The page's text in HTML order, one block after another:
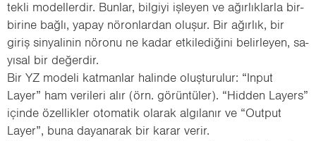
tek­li mo­del­ler­dir. Bun­lar, bil­gi­yi iş­le­yen ve ağır­lık­lar­la bir­
bi­ri­ne bağlı, yapay nö­ron­lar­dan olu­şur. Bir ağır­lık, bir
giriş sin­ya­li­nin nö­ro­nu ne kadar et­ki­le­di­ği­ni be­lir­le­yen, sa­
yı­sal bir de­ğer­dir.
Bir YZ mo­de­li kat­man­lar ha­lin­de oluş­tu­ru­lur: “Input
Layer” ham ve­ri­le­ri alır (örn. gö­rün­tü­ler). “Hid­den La­yers”
için­de özel­lik­ler oto­ma­tik ola­rak al­gı­la­nır ve “Out­put
Layer”, buna da­ya­na­rak bir karar verir.